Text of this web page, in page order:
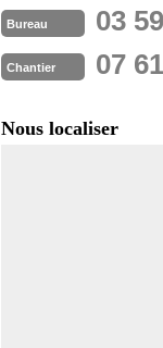
Bureau 03
Chantier 07
Nous localiser